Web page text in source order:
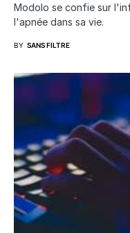
Modolo se confie sur
l'apnée dans sa vie.
BY SANS FILTRE